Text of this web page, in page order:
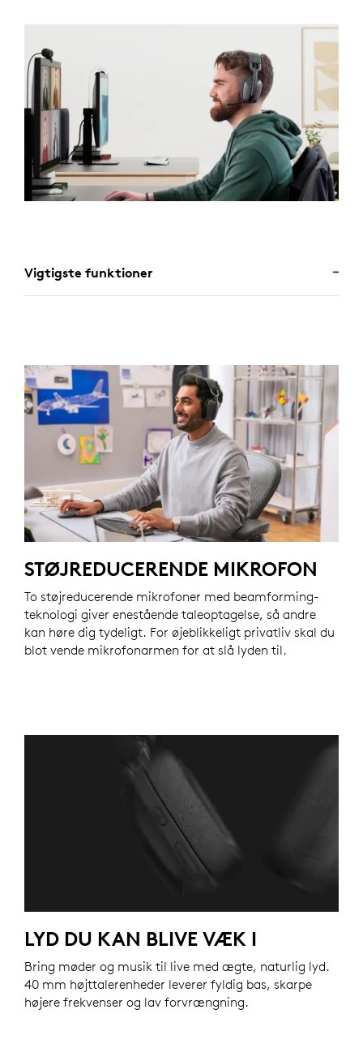
Vigtigste funktioner
STØJREDUCERENDE MIKROFON
To støjreducerende mikrofoner med beamforming-
teknologi giver enestående taleoptagelse, så andre
kan høre dig tydeligt. For øjeblikkeligt privatliv skal du
blot vende mikrofonarmen for at slå lyden til.
LYD DU KAN BLIVE VÆK I
Bring møder og musik til live med ægte, naturlig lyd.
40 mm højttalerenheder leverer fyldig bas, skarpe
højere frekvenser og lav forvrængning.